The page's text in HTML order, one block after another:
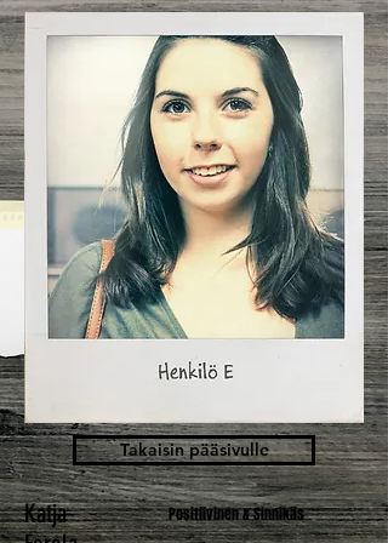
Takaisin pääsivulle
Katja
Positiivinen & Sinnikäs